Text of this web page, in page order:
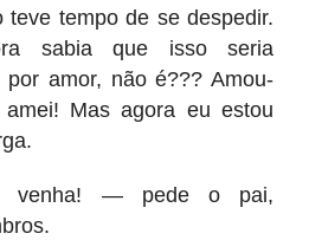
teve tempo de se despedir.
sabia que isso seria
amor, não é??? Amou-
Mas agora eu estou
venha! — pede o pai,